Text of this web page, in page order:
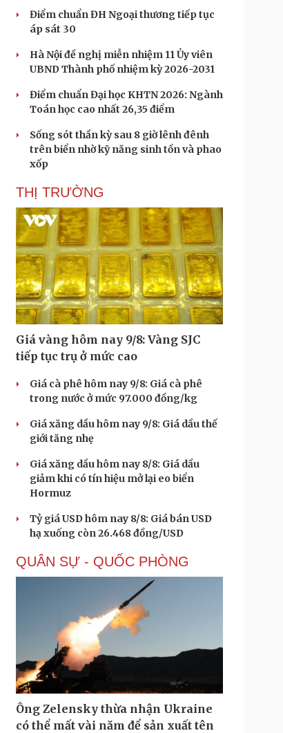
Điểm chuẩn ĐH Ngoại thương tiếp tục
áp sát 30
Hà Nội đề nghị miễn nhiệm 11 Ủy viên
UBND Thành phố nhiệm kỳ 2026-2031
Điểm chuẩn Đại học KHTN 2026: Ngành
Toán học cao nhất 26,35 điểm
Sống sót thần kỳ sau 8 giờ lênh đênh
trên biển nhờ kỹ năng sinh tồn và phao
xốp
THỊ TRƯỜNG
Giá vàng hôm nay 9/8: Vàng SJC
tiếp tục trụ ở mức cao
Giá cà phê hôm nay 9/8: Giá cà phê
trong nước ở mức 97.000 đồng/kg
Giá xăng dầu hôm nay 9/8: Giá dầu thế
giới tăng nhẹ
Giá xăng dầu hôm nay 8/8: Giá dầu
giảm khi có tín hiệu mở lại eo biển
Hormuz
Tỷ giá USD hôm nay 8/8: Giá bán USD
hạ xuống còn 26.468 đồng/USD
QUÂN SỰ - QUỐC PHÒNG
Ông Zelensky thừa nhận Ukraine
có thể mất vài năm để sản xuất tên